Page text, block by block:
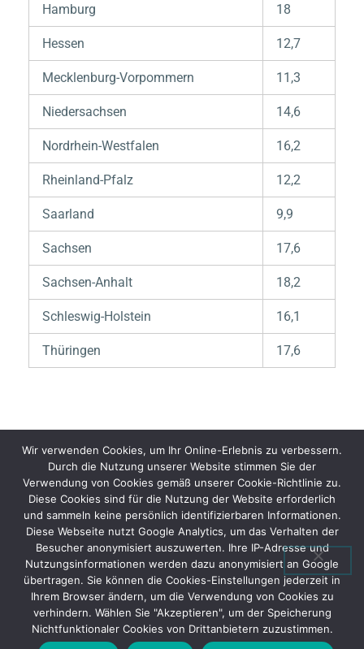
Hamburg 18
Hessen 12,7
Mecklenburg-Vorpommern 11,3
Niedersachsen 14,6
Nordrhein-Westfalen 16,2
Rheinland-Pfalz 12,2
Saarland 9,9
Sachsen 17,6
Sachsen-Anhalt 18,2
Schleswig-Holstein 16,1
Thüringen 17,6
WEITER
Reise durch Daten (Teil 1)
57%
Vorheriger Seite Nächster Seite
Wir verwenden Cookies, um Ihr Online-Erlebnis zu verbessern.
Durch die Nutzung unserer Website stimmen Sie der
Verwendung von Cookies gemäß unserer Cookie-Richtlinie zu.
Diese Cookies sind für die Nutzung der Website erforderlich
und sammeln keine persönlich identifizierbaren Informationen.
Diese Webseite nutzt Google Analytics, um das Verhalten der
Besucher anonymisiert auszuwerten. Ihre IP-Adresse und
Nutzungsinformationen werden dazu anonymisiert an Google
übertragen. Sie können die Cookies-Einstellungen jederzeit in
Ihrem Browser ändern, um die Verwendung von Cookies zu
verhindern. Wählen Sie "Akzeptieren", um der Speicherung
Nichtfunktionaler Cookies von Drittanbietern zuzustimmen.